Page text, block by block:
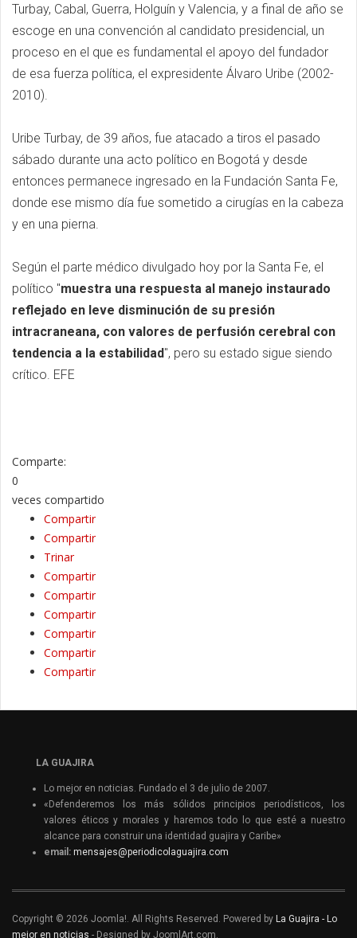
Turbay, Cabal, Guerra, Holguín y Valencia, y a final de año se
escoge en una convención al candidato presidencial, un
proceso en el que es fundamental el apoyo del fundador
de esa fuerza política, el expresidente Álvaro Uribe (2002-
2010).
Uribe Turbay, de 39 años, fue atacado a tiros el pasado
sábado durante una acto político en Bogotá y desde
entonces permanece ingresado en la Fundación Santa Fe,
donde ese mismo día fue sometido a cirugías en la cabeza
y en una pierna.
Según el parte médico divulgado hoy por la Santa Fe, el
político "muestra una respuesta al manejo instaurado
reflejado en leve disminución de su presión
intracraneana, con valores de perfusión cerebral con
tendencia a la estabilidad", pero su estado sigue siendo
crítico. EFE
Comparte:
0
veces compartido
Compartir
Compartir
Trinar
Compartir
Compartir
Compartir
Compartir
Compartir
Compartir
LA GUAJIRA
Lo mejor en noticias. Fundado el 3 de julio de 2007.
«Defenderemos los más sólidos principios periodísticos, los
valores éticos y morales y haremos todo lo que esté a nuestro
alcance para construir una identidad guajira y Caribe»
email: mensajes@periodicolaguajira.com
Copyright © 2026 Joomla!. All Rights Reserved. Powered by La Guajira - Lo
mejor en noticias - Designed by JoomlArt.com.